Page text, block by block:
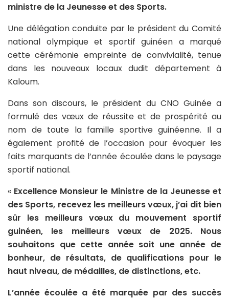
ministre de la Jeunesse et des Sports.
Une délégation conduite par le président du Comité
national olympique et sportif guinéen a marqué
cette cérémonie empreinte de convivialité, tenue
dans les nouveaux locaux dudit département à
Kaloum.
Dans son discours, le président du CNO Guinée a
formulé des vœux de réussite et de prospérité au
nom de toute la famille sportive guinéenne. Il a
également profité de l’occasion pour évoquer les
faits marquants de l’année écoulée dans le paysage
sportif national.
« Excellence Monsieur le Ministre de la Jeunesse et
des Sports, recevez les meilleurs vœux, j’ai dit bien
sûr les meilleurs vœux du mouvement sportif
guinéen, les meilleurs vœux de 2025. Nous
souhaitons que cette année soit une année de
bonheur, de résultats, de qualifications pour le
haut niveau, de médailles, de distinctions, etc.
L’année écoulée a été marquée par des succès